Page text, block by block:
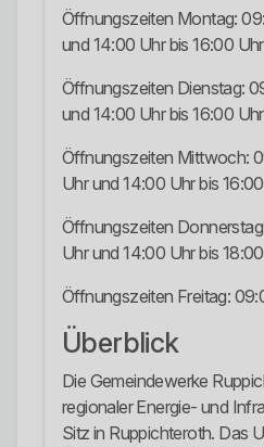
Öffnungszeiten Montag:
und 14:00 Uhr bis 16:00 Uhr
Öffnungszeiten Dienstag:
und 14:00 Uhr bis 16:00 Uhr
Öffnungszeiten Mittwoch:
Uhr und 14:00 Uhr bis
Öffnungszeiten
Uhr und 14:00 Uhr bis
Öffnungszeiten Freitag:
Überblick
Die Gemeindewerke
regionaler Energie- und
Sitz in Ruppichteroth. Das